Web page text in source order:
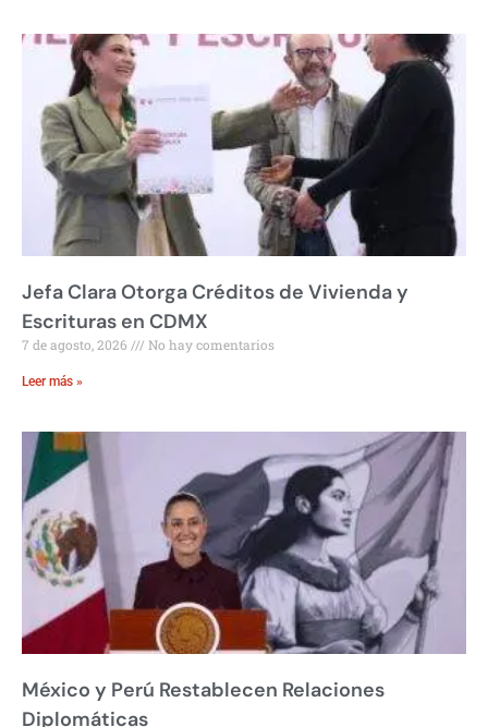
Jefa Clara Otorga Créditos de Vivienda y
Escrituras en CDMX
7 de agosto, 2026 No hay comentarios
Leer más »
México y Perú Restablecen Relaciones
Diplomáticas